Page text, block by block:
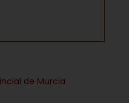
de Murcia